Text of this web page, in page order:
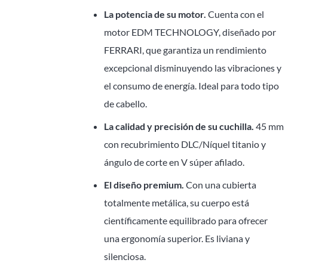
La potencia de su motor. Cuenta con el
motor EDM TECHNOLOGY, diseñado por
FERRARI, que garantiza un rendimiento
excepcional disminuyendo las vibraciones y
el consumo de energía. Ideal para todo tipo
de cabello.
La calidad y precisión de su cuchilla. 45 mm
con recubrimiento DLC/Níquel titanio y
ángulo de corte en V súper afilado.
El diseño premium. Con una cubierta
totalmente metálica, su cuerpo está
científicamente equilibrado para ofrecer
una ergonomía superior. Es liviana y
silenciosa.